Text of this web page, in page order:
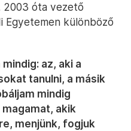
2003 óta vezető
Egyetemen különböző
az, aki a
tanulni, a másik
mindig
akik
menjünk, fogjuk